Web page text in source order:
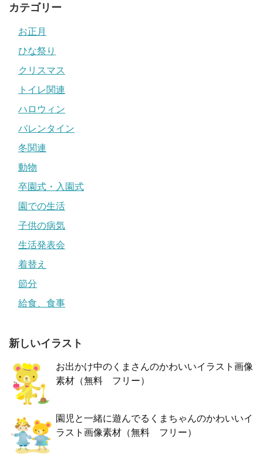
カテゴリー
お正月
ひな祭り
クリスマス
トイレ関連
ハロウィン
バレンタイン
冬関連
動物
卒園式・入園式
園での生活
子供の病気
生活発表会
着替え
節分
給食、食事
新しいイラスト
お出かけ中のくまさんのかわいいイラスト画像
素材（無料 フリー）
園児と一緒に遊んでるくまちゃんのかわいいイ
ラスト画像素材（無料 フリー）